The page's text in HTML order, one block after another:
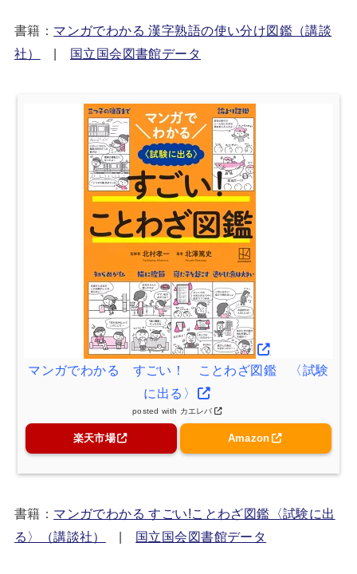
書籍： マンガでわかる 漢字熟語の使い分け図鑑（講談
社）
国立国会図書館データ
マンガでわかる すごい！ ことわざ図鑑 〈試験
に出る〉
posted with カエレバ
楽天市場 Amazon
書籍： マンガでわかる すごい!ことわざ図鑑〈試験に出
る〉（講談社）
| 国立国会図書館データ